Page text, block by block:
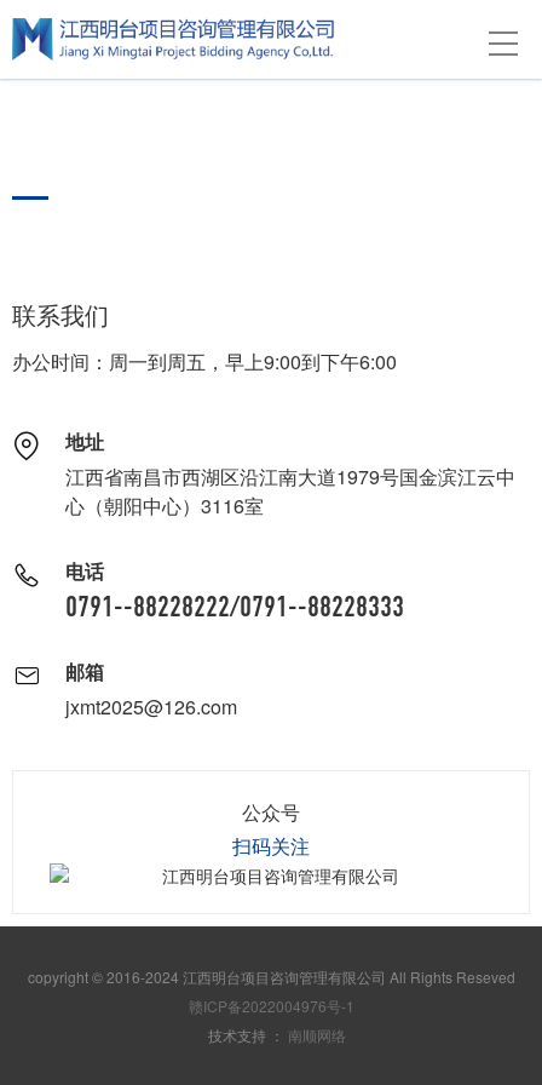
联系我们
办公时间：周一到周五，早上9:00到下午6:00
地址
江西省南昌市西湖区沿江南大道1979号国金滨江云中
心（朝阳中心）3116室
电话
0791--88228222/0791--88228333
邮箱
jxmt2025@126.com
公众号
扫码关注
copyright © 2016-2024 江西明台项目咨询管理有限公司 All Rights Reseved
赣ICP备2022004976号-1
技术支持 ： 南顺网络